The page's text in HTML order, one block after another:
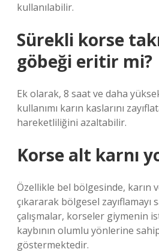
kullanılabilir.
Sürekli korse
göbeği eritir mi?
Ek olarak, 8 saat ve daha
kullanımı karın kaslarını
hareketliliğini azaltabilir.
Korse alt karnı
Özellikle bel bölgesinde, karın
çıkararak bölgesel zayıflamayı
çalışmalar, korseler giymenin
kaybının olumlu yönlerine
göstermektedir.